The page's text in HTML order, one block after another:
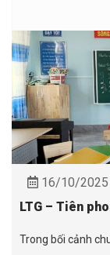
16/10/2025
LTG – Tiên
Trong bối cảnh